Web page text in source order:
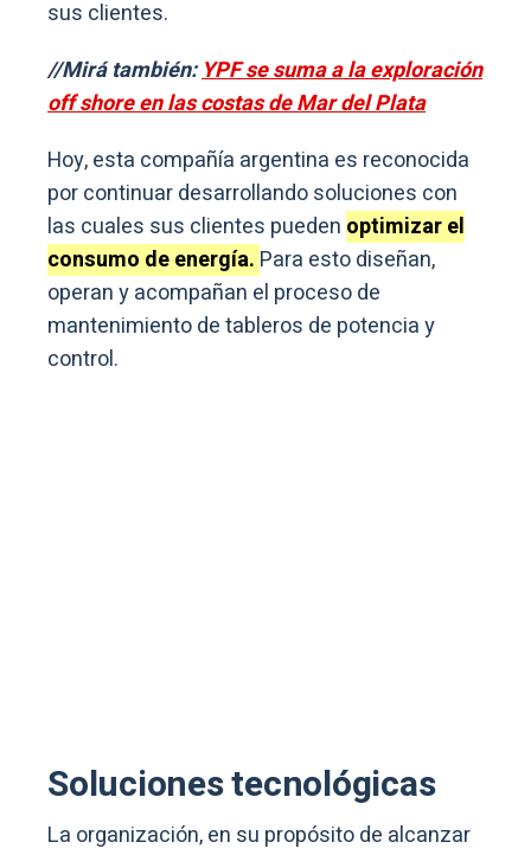
sus clientes.
//Mirá también:YPF se suma a la exploración
off shore en las costas de Mar del Plata
Hoy, esta compañía argentina es reconocida
por continuar desarrollando soluciones con
las cuales sus clientes pueden optimizar el
consumo de energía. Para esto diseñan,
operan y acompañan el proceso de
mantenimiento de tableros de potencia y
control.
Soluciones tecnológicas
La organización, en su propósito de alcanzar